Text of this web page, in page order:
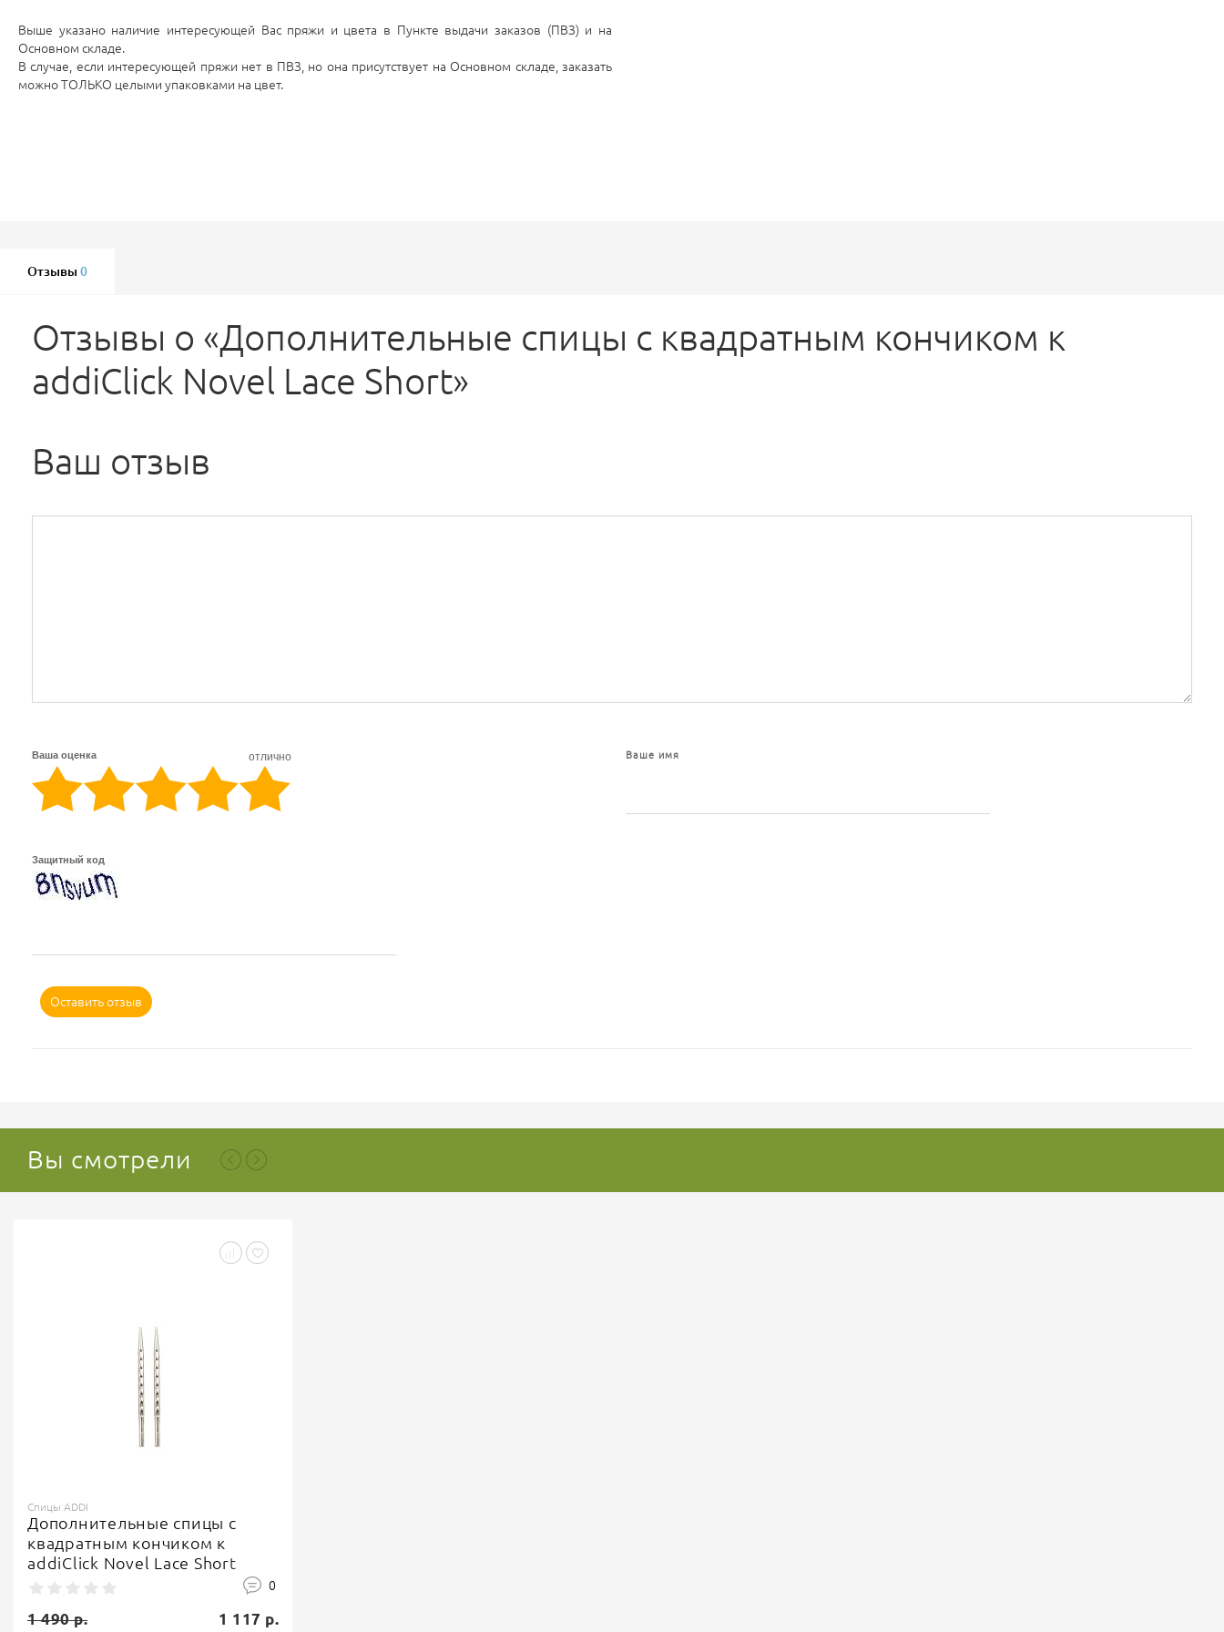
Выше указано наличие интересующей Вас пряжи и цвета в Пункте выдачи заказов (ПВЗ) и на
Основном складе.
В случае, если интересующей пряжи нет в ПВЗ, но она присутствует на Основном складе, заказать
можно ТОЛЬКО целыми упаковками на цвет.
Отзывы 0
Отзывы о «Дополнительные спицы с квадратным кончиком к
addiClick Novel Lace Short»
Ваш отзыв
Ваша оценка отлично Ваше имя
Защитный код
Оставить отзыв
Вы смотрели
Спицы ADDI
Дополнительные спицы с
квадратным кончиком к
addiClick Novel Lace Short
0
1 490 р. 1 117 р.